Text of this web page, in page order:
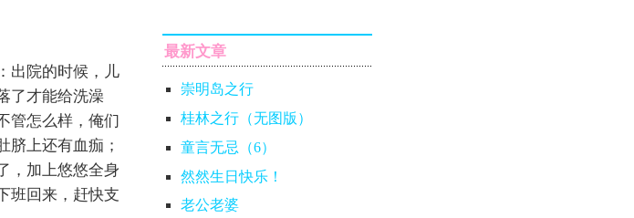
出院的时候，儿
了才能给洗澡
管怎么样，俺们
脐上还有血痂；
，加上悠悠全身
班回来，赶快支
最新文章
崇明岛之行
桂林之行（无图版）
童言无忌（6）
然然生日快乐！
老公老婆